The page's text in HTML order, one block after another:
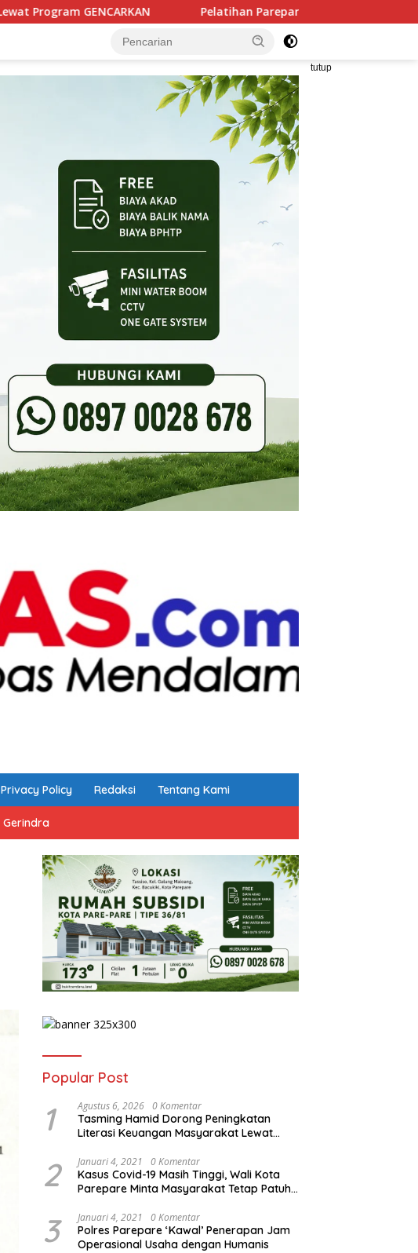
Pelatihan Parepare Keren Tahap II Rampung, 250 Calon
tutup
Privacy Policy Redaksi Tentang Kami
Gerindra
Popular Post
1 Agustus 6, 2026 0 Komentar
Tasming Hamid Dorong Peningkatan
Literasi Keuangan Masyarakat Lewat
2 Januari 4, 2021 0 Komentar
Kasus Covid-19 Masih Tinggi, Wali Kota
Parepare Minta Masyarakat Tetap Patuhi
3 Januari 4, 2021 0 Komentar
Polres Parepare ‘Kawal’ Penerapan Jam
Operasional Usaha dengan Humanis